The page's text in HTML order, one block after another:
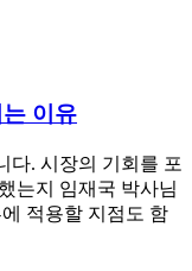
는 이유
다. 시장의 기회를 포
는지 임재국 박사님
적용할 지점도 함